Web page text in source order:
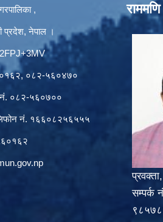
,
प्रदेश, नेपाल ।
०८२-५६०४७०
नं. ०८२-५६०७००
नं. १६६०८२५६५५५
सम्पर्क